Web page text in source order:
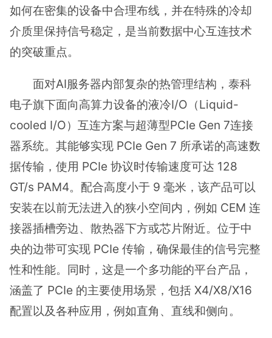
如何在密集的设备中合理布线，并在特殊的冷却
介质里保持信号稳定，是当前数据中心互连技术
的突破重点。
面对AI服务器内部复杂的热管理结构，泰科
电子旗下面向高算力设备的液冷I/O（Liquid-
cooled I/O）互连方案与超薄型PCIe Gen 7连接
器系统。其能够实现 PCIe Gen 7 所承诺的高速数
据传输，使用 PCIe 协议时传输速度可达 128
GT/s PAM4。配合高度小于 9 毫米，该产品可以
安装在以前无法进入的狭小空间内，例如 CEM 连
接器插槽旁边、散热器下方或芯片附近。位于中
央的边带可实现 PCIe 传输，确保最佳的信号完整
性和性能。同时，这是一个多功能的平台产品，
涵盖了 PCIe 的主要使用场景，包括 X4/X8/X16
配置以及各种应用，例如直角、直线和侧向。